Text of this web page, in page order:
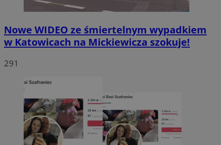
Nowe WIDEO ze śmiertelnym wypadkiem
w Katowicach na Mickiewicza szokuje!
291